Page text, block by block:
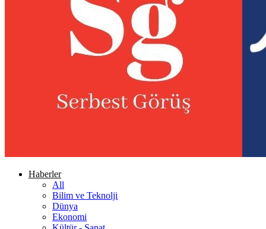
Haberler
All
Bilim ve Teknolji
Dünya
Ekonomi